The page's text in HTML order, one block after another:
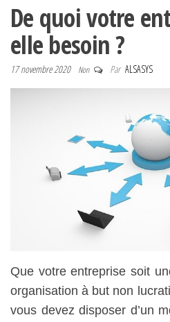
De quoi votre
elle besoin ?
17 novembre 2020 Non Par ALSASYS
Que votre entreprise soit
organisation à but non
vous devez disposer d’un